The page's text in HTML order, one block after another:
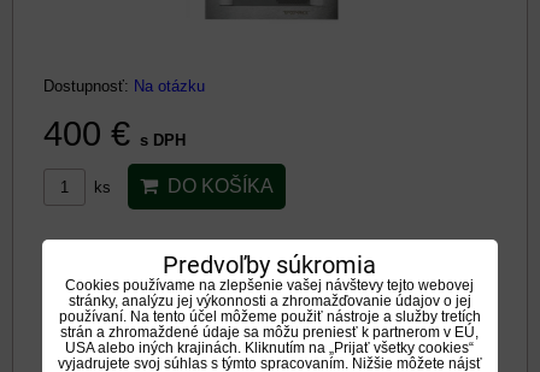
Dostupnosť: Na otázku
400 € s DPH
ks DO KOŠÍKA
Regulátor vykurovaciého systému
krbu,riadeného pomocou vzduchovej klapky
o 150 mm RT 08 P LUX Titán podomietkový
- teplovodný
Predvoľby súkromia
Cookies používame na zlepšenie vašej návštevy tejto webovej
stránky, analýzu jej výkonnosti a zhromažďovanie údajov o jej
používaní. Na tento účel môžeme použiť nástroje a služby tretích
strán a zhromaždené údaje sa môžu preniesť k partnerom v EÚ,
USA alebo iných krajinách. Kliknutím na „Prijať všetky cookies“
vyjadrujete svoj súhlas s týmto spracovaním. Nižšie môžete nájsť